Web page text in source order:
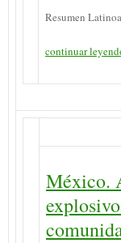
Resumen
continuar
México.